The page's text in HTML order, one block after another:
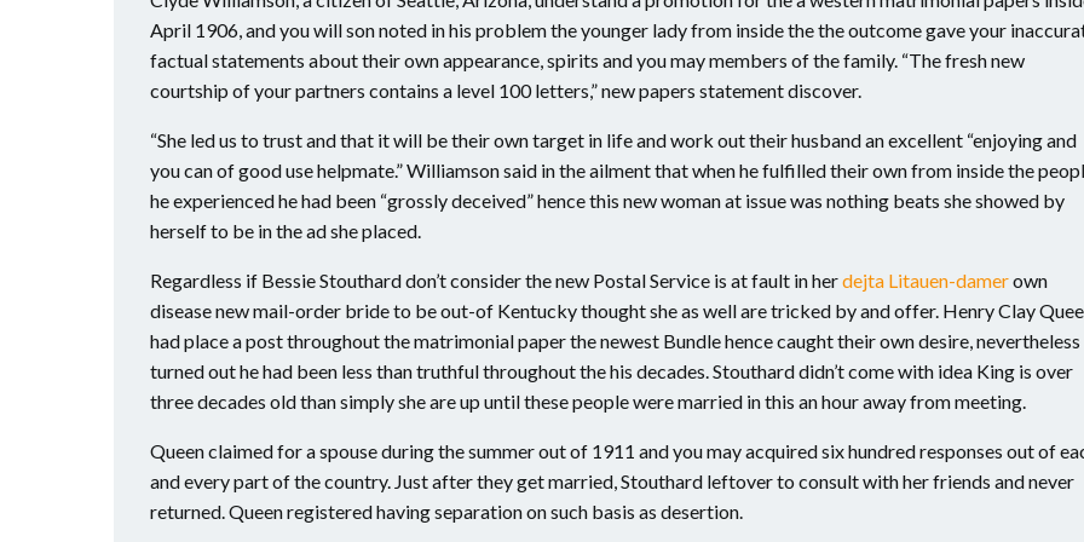
April 1906, and you will son noted in his problem the younger lady from inside the the outcome gave your
factual statements about their own appearance, spirits and you may members of the family. “The fresh new
courtship of your partners contains a level 100 letters,” new papers statement discover.
“She led us to trust and that it will be their own target in life and work out their husband an excellent “enjoying and
you can of good use helpmate.” Williamson said in the ailment that when he fulfilled their own from inside the
he experienced he had been “grossly deceived” hence this new woman at issue was nothing beats she showed by
herself to be in the ad she placed.
Regardless if Bessie Stouthard don’t consider the new Postal Service is at fault in herdejta Litauen-damerown
disease new mail-order bride to be out-of Kentucky thought she as well are tricked by and offer. Henry Clay
had place a post throughout the matrimonial paper the newest Bundle hence caught their own desire, nevertheless
turned out he had been less than truthful throughout the his decades. Stouthard didn’t come with idea King is over
three decades old than simply she are up until these people were married in this an hour away from meeting.
Queen claimed for a spouse during the summer out of 1911 and you may acquired six hundred responses out of
and every part of the country. Just after they get married, Stouthard leftover to consult with her friends and never
returned. Queen registered having separation on such basis as desertion.